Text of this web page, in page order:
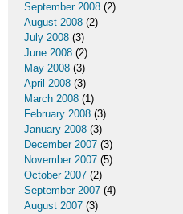
September 2008 (2)
August 2008 (2)
July 2008 (3)
June 2008 (2)
May 2008 (3)
April 2008 (3)
March 2008 (1)
February 2008 (3)
January 2008 (3)
December 2007 (3)
November 2007 (5)
October 2007 (2)
September 2007 (4)
August 2007 (3)